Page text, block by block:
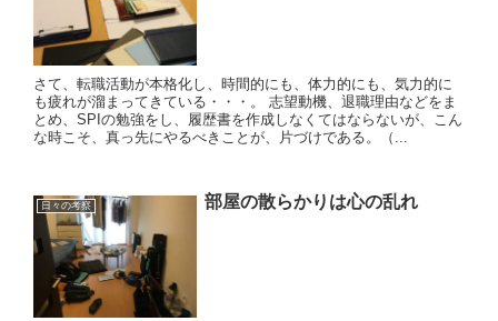
さて、転職活動が本格化し、時間的にも、体力的にも、気力的に
も疲れが溜まってきている・・・。 志望動機、退職理由などをま
とめ、SPIの勉強をし、履歴書を作成しなくてはならないが、こん
な時こそ、真っ先にやるべきことが、片づけである。（...
日々の考察 部屋の散らかりは心の乱れ